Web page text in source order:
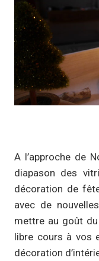
A l’approche de
diapason des
décoration de
avec de
mettre au goût
libre cours à vos
décoration